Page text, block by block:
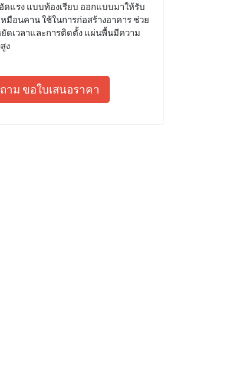
แรง แบบท้องเรียบ ออกแบบมาให้รับ
มือนคาน ใช้ในการก่อสร้างอาคาร ช่วย
ดเวลาและการติดตั้ง แผ่นพื้นมีความ
ง
าม ขอใบเสนอราคา